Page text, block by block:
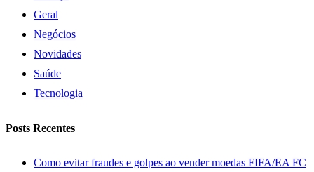
Geral
Negócios
Novidades
Saúde
Tecnologia
Posts Recentes
Como evitar fraudes e golpes ao vender moedas FIFA/EA FC